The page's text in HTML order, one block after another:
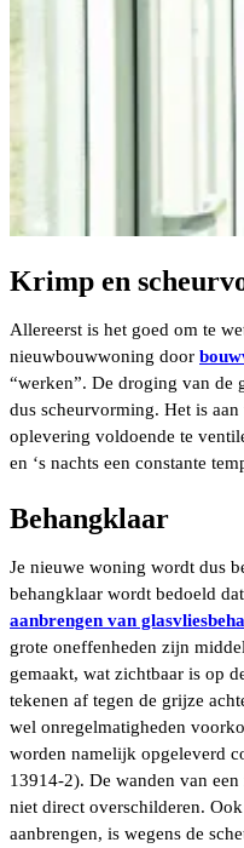
Krimp en
Allereerst is het goed om te
nieuwbouwwoning door
“werken”. De droging van de
dus scheurvorming. Het is
oplevering voldoende te
en ‘s nachts een constante
Behangklaar
Je nieuwe woning wordt dus
behangklaar wordt bedoeld
aanbrengen van
grote oneffenheden zijn
gemaakt, wat zichtbaar is op
tekenen af tegen de grijze
wel onregelmatigheden
worden namelijk opgeleverd
13914-2). De wanden van
niet direct overschilderen.
aanbrengen, is wegens de